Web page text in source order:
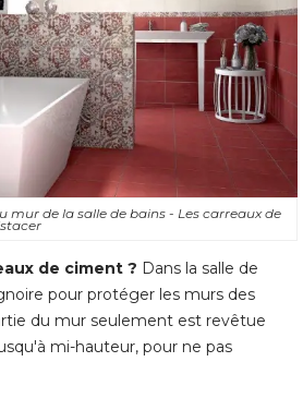
mur de la salle de bains - Les carreaux de
de ciment ? Dans la salle de
pour protéger les murs des
du mur seulement est revêtue
mi-hauteur, pour ne pas